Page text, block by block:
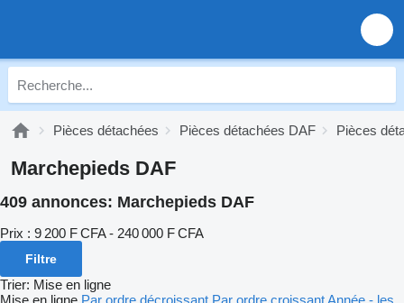
Pièces détachées Pièces détachées DAF Pièces
Marchepieds DAF
409 annonces: Marchepieds DAF
Prix : 9 200 F CFA - 240 000 F CFA
Filtre
Trier: Mise en ligne
Mise en ligne Par ordre décroissant Par ordre croissantAnnée - les